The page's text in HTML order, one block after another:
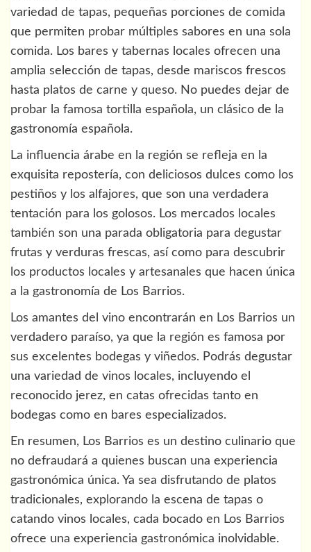
variedad de tapas, pequeñas porciones de comida
que permiten probar múltiples sabores en una sola
comida. Los bares y tabernas locales ofrecen una
amplia selección de tapas, desde mariscos frescos
hasta platos de carne y queso. No puedes dejar de
probar la famosa tortilla española, un clásico de la
gastronomía española.
La influencia árabe en la región se refleja en la
exquisita repostería, con deliciosos dulces como los
pestiños y los alfajores, que son una verdadera
tentación para los golosos. Los mercados locales
también son una parada obligatoria para degustar
frutas y verduras frescas, así como para descubrir
los productos locales y artesanales que hacen única
a la gastronomía de Los Barrios.
Los amantes del vino encontrarán en Los Barrios un
verdadero paraíso, ya que la región es famosa por
sus excelentes bodegas y viñedos. Podrás degustar
una variedad de vinos locales, incluyendo el
reconocido jerez, en catas ofrecidas tanto en
bodegas como en bares especializados.
En resumen, Los Barrios es un destino culinario que
no defraudará a quienes buscan una experiencia
gastronómica única. Ya sea disfrutando de platos
tradicionales, explorando la escena de tapas o
catando vinos locales, cada bocado en Los Barrios
ofrece una experiencia gastronómica inolvidable.